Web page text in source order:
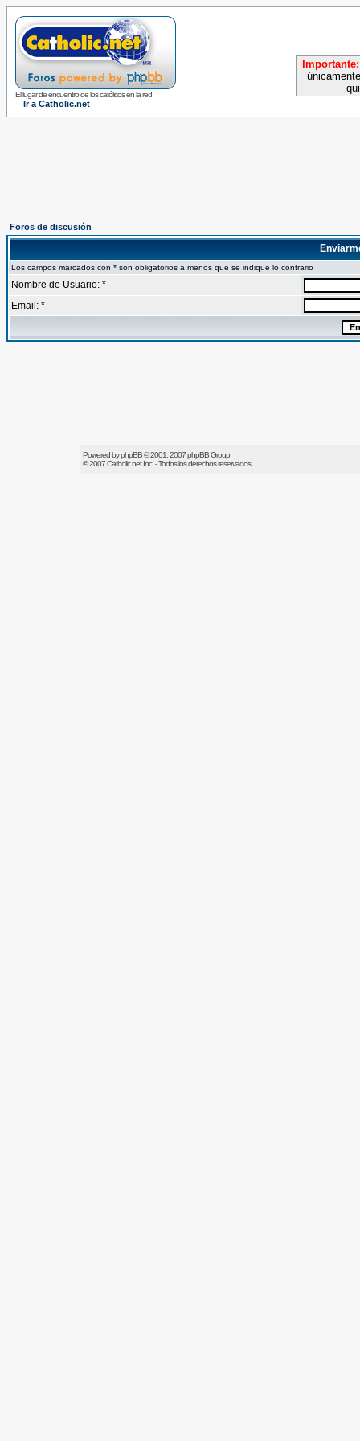
El lugar de encuentro de los católicos en la red
Ir a Catholic.net
Importante:
Foros de discusión
Los campos marcados con * son obligatorios a menos que se indique lo contrario
Nombre de Usuario: *
Email: *
Powered byphpBB© 2001, 2007 phpBB Group
© 2007Catholic.netInc. - Todos los derechos reservados